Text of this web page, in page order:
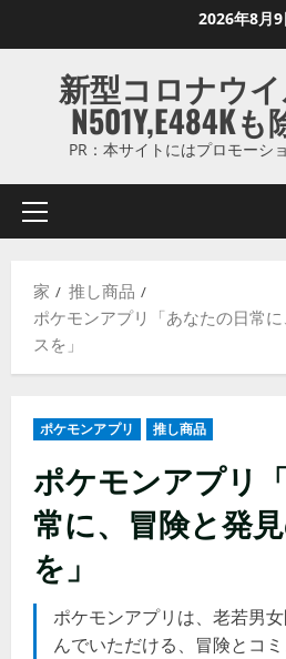
ス
ッ
2026年8月9
新型コロナウ
N501Y,E484K
PR：本サイトにはプロモーシ
プ
マ
リ
メ
ー
家
推し商品
ポケモンアプリ「あなたの日常
スを」
ポケモンアプリ 推し商品
ポケモンアプリ
常に、冒険と発
を」
ポケモンアプリは、老若男
んでいただける、冒険とコ